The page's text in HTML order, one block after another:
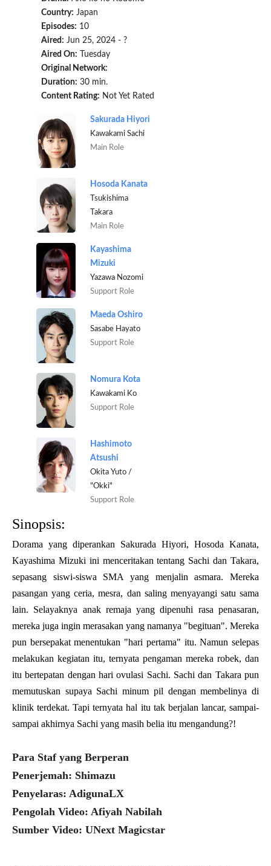
Country: Japan
Episodes: 10
Aired: Jun 25, 2024 - ?
Aired On:
Tuesday
Original Network:
Duration: 30 min.
Content Rating: Not Yet Rated
Sakurada Hiyori
Kawakami Sachi
Main Role
Hosoda Kanata
Tsukishima
Takara
Main Role
Kayashima
Mizuki
Yazawa Nozomi
Support Role
Maeda Oshiro
Sasabe Hayato
Support Role
Nomura Kota
Kawakami Ko
Support Role
Hashimoto
Atsushi
Okita Yuto /
"Okki"
Support Role
Sinopsis:
Dorama yang diperankan Sakurada Hiyori, Hosoda Kanata,
Kayashima Mizuki ini menceritakan tentang Sachi dan Takara,
sepasang siswi-siswa SMA yang menjalin asmara. Mereka
pasangan yang ceria, mesra, dan saling menyayangi satu sama
lain. Selayaknya anak remaja yang dipenuhi rasa penasaran,
mereka juga ingin merasakan yang namanya "begituan". Mereka
pun bersepakat menentukan "hari pertama" itu. Namun selepas
melakukan kegiatan itu, ternyata pengaman mereka robek, dan
itu bertepatan dengan hari ovulasi Sachi. Sachi dan Takara pun
memutuskan supaya Sachi minum pil dengan membelinya di
klinik terdekat. Tapi ternyata hal itu tak berjalan lancar, sampai-
sampai akhirnya Sachi yang masih belia itu mengandung?!
Para Staf yang Berperan
Penerjemah: Shimazu
Penyelaras: AdigunaLX
Pengolah Video: Afiyah Nabilah
Sumber Video: UNext Magicstar